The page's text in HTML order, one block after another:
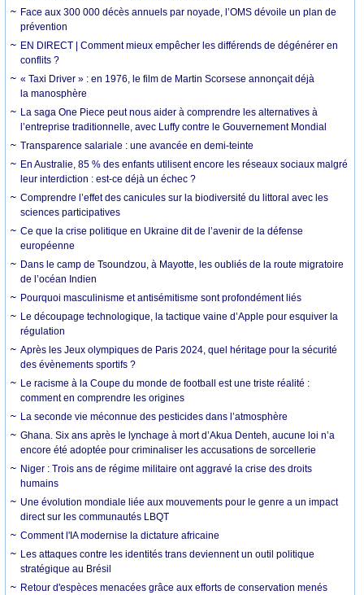
Face aux 300 000 décès annuels par noyade, l’OMS dévoile un plan de
prévention
EN DIRECT | Comment mieux empêcher les différends de dégénérer en
conflits ?
« Taxi Driver » : en 1976, le film de Martin Scorsese annonçait déjà
la manosphère
La saga One Piece peut nous aider à comprendre les alternatives à
l’entreprise traditionnelle, avec Luffy contre le Gouvernement Mondial
Transparence salariale : une avancée en demi-teinte
En Australie, 85 % des enfants utilisent encore les réseaux sociaux malgré
leur interdiction : est-ce déjà un échec ?
Comprendre l’effet des canicules sur la biodiversité du littoral avec les
sciences participatives
Ce que la crise politique en Ukraine dit de l’avenir de la défense
européenne
Dans le camp de Tsoundzou, à Mayotte, les oubliés de la route migratoire
de l’océan Indien
Pourquoi masculinisme et antisémitisme sont profondément liés
Le découpage technologique, la tactique vaine d’Apple pour esquiver la
régulation
Après les Jeux olympiques de Paris 2024, quel héritage pour la sécurité
des évènements sportifs ?
Le racisme à la Coupe du monde de football est une triste réalité :
comment en comprendre les origines
La seconde vie méconnue des pesticides dans l’atmosphère
Ghana. Six ans après le lynchage à mort d’Akua Denteh, aucune loi n’a
encore été adoptée pour criminaliser les accusations de sorcellerie
Niger : Trois ans de régime militaire ont aggravé la crise des droits
humains
Une évolution mondiale liée aux mouvements pour le genre a un impact
direct sur les communautés LBQT
Comment l'IA modernise la dictature africaine
Les attaques contre les identités trans deviennent un outil politique
stratégique au Brésil
Retour d'espèces menacées grâce aux efforts de conservation menés